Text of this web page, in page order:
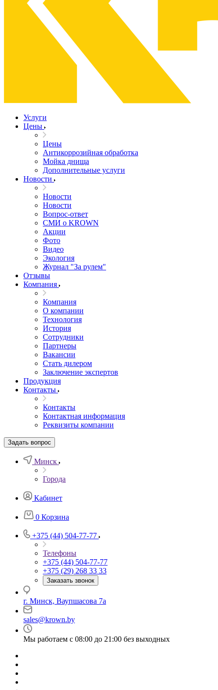
Услуги
Цены
Цены
Антикоррозийная обработка
Мойка днища
Дополнительные услуги
Новости
Новости
Новости
Вопрос-ответ
СМИ о KROWN
Акции
Фото
Видео
Экология
Журнал "За рулем"
Отзывы
Компания
Компания
О компании
Технология
История
Сотрудники
Партнеры
Вакансии
Стать дилером
Заключение экспертов
Продукция
Контакты
Контакты
Контактная информация
Реквизиты компании
Задать вопрос
Минск
Города
Кабинет
0 Корзина
+375 (44) 504-77-77
Телефоны
+375 (44) 504-77-77
+375 (29) 268 33 33
Заказать звонок
г. Минск, Ваупшасова 7а
sales@krown.by
Мы работаем с 08:00 до 21:00 без выходных